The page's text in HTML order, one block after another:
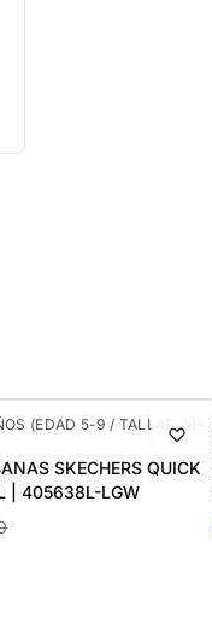
(EDAD 5-9 / TALLAS 26-
SKECHERS QUICK
| 405638L-LGW